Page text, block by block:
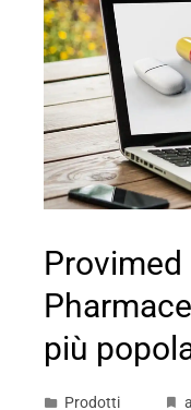
Provimed
più
Prodotti